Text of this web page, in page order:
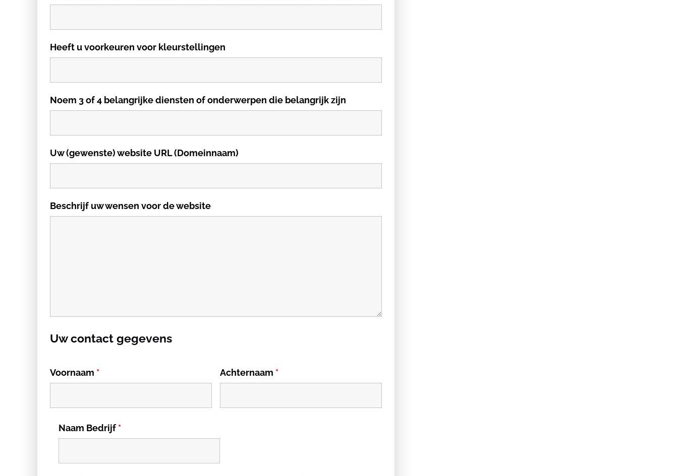
Heeft u voorkeuren voor kleurstellingen
Noem 3 of 4 belangrijke diensten of onderwerpen die belangrijk zijn
Uw (gewenste) website URL (Domeinnaam)
Beschrijf uw wensen voor de website
Uw contact gegevens
Voornaam * Achternaam *
Naam Bedrijf *